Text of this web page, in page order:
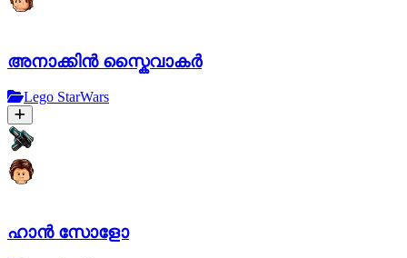
അനാക്കിൻ സ്കൈവാകർ
Lego StarWars
ഹാൻ സോളോ